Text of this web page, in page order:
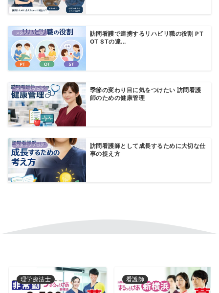
スタッフブログ
訪問看護で連携するリハビリ職の役割 PT
OT STの違...
スタッフブログ
季節の変わり目に気をつけたい 訪問看護
師のための健康管理
スタッフブログ
訪問看護師として成長するために大切な仕
事の捉え方
理学療法士 看護師